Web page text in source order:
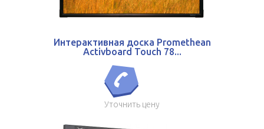
Интерактивная доска Promethean
Activboard Touch 78...
Уточнить цену